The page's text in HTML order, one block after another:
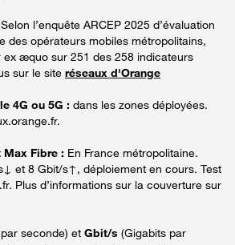
Selon l’enquête ARCEP 2025 d’évaluation
des opérateurs mobiles métropolitains,
ex æquo sur 251 des 258 indicateurs
sur le site réseaux d'Orange
4G ou 5G : dans les zones déployées.
Fibre : En France métropolitaine.
et 8 Gbit/s↑, déploiement en cours. Test
Plus d’informations sur la couverture sur
seconde) et Gbit/s (Gigabits par